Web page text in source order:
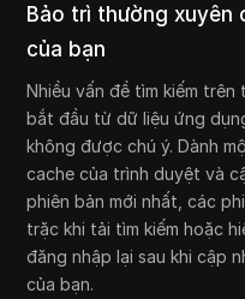
Bảo trì thường xuyên
của bạn
Nhiều vấn đề tìm kiếm
bắt đầu từ dữ liệu ứng
không được chú ý. Dành
cache của trình duyệt và
phiên bản mới nhất, các
trặc khi tải tìm kiếm hoặc
đăng nhập lại sau khi cập
của bạn.